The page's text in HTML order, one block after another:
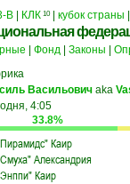
B КЛК 10| кубок страны
Фонд Законы
Васильович aka
4:05
33.8%
Каир
Александрия
Каир